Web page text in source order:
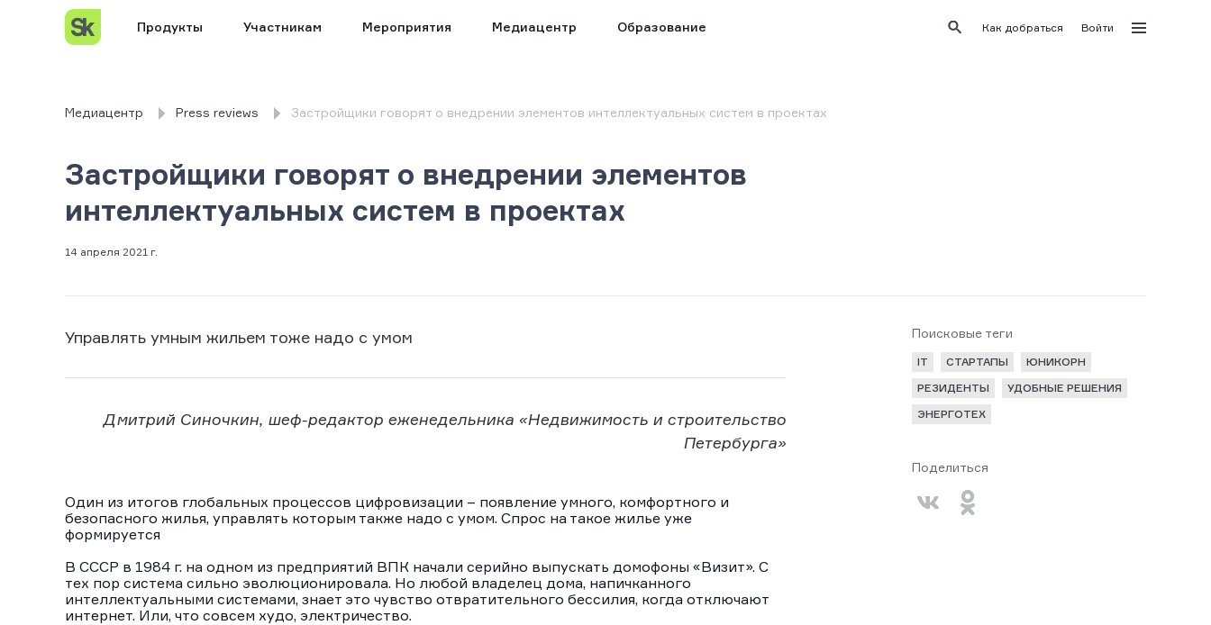
Продукты Участникам Мероприятия Медиацентр Образование Как добраться Войти
Медиацентр Press reviews Застройщики говорят о внедрении элементов интеллектуальных систем в проектах
Застройщики говорят о внедрении элементов
интеллектуальных систем в проектах
14 апреля 2021 г.
Управлять умным жильем тоже надо с умом
Дмитрий Синочкин, шеф-редактор еженедельника «Недвижимость и строительство
Петербурга»
Один из итогов глобальных процессов цифровизации – появление умного, комфортного и
безопасного жилья, управлять которым также надо с умом. Спрос на такое жилье уже
формируется
В СССР в 1984 г. на одном из предприятий ВПК начали серийно выпускать домофоны «Визит». С
тех пор система сильно эволюционировала. Но любой владелец дома, напичканного
интеллектуальными системами, знает это чувство отвратительного бессилия, когда отключают
интернет. Или, что совсем худо, электричество.
Поисковые теги
IT СТАРТАПЫ
ЮНИКОРН
РЕЗИДЕНТЫ
УДОБНЫЕ РЕШЕНИЯ
ЭНЕРГОТЕХ
Поделиться